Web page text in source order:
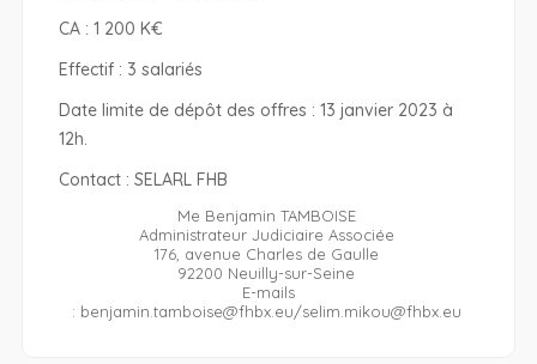
CA : 1 200 K€
Effectif : 3 salariés
Date limite de dépôt des offres : 13 janvier 2023 à
12h.
Contact : SELARL FHB
Me Benjamin TAMBOISE
Administrateur Judiciaire Associée
176, avenue Charles de Gaulle
92200 Neuilly-sur-Seine
E-mails
: benjamin.tamboise@fhbx.eu/selim.mikou@fhbx.eu